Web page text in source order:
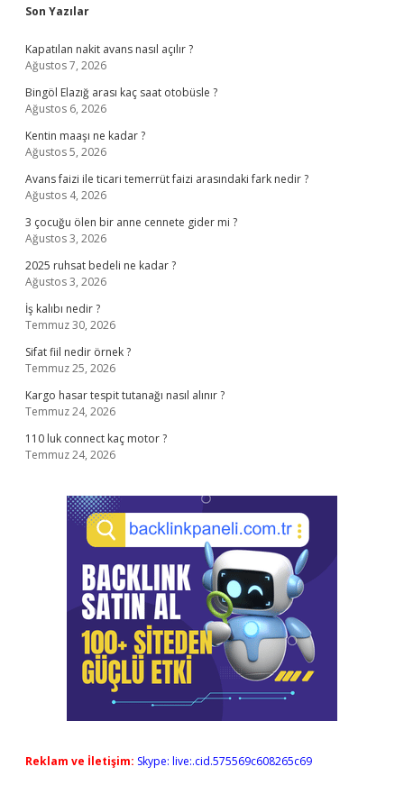
Sidebar
Son Yazılar
Kapatılan nakit avans nasıl açılır ?
Ağustos 7, 2026
Bingöl Elazığ arası kaç saat otobüsle ?
Ağustos 6, 2026
Kentin maaşı ne kadar ?
Ağustos 5, 2026
Avans faizi ile ticari temerrüt faizi arasındaki fark nedir ?
Ağustos 4, 2026
3 çocuğu ölen bir anne cennete gider mi ?
Ağustos 3, 2026
2025 ruhsat bedeli ne kadar ?
Ağustos 3, 2026
İş kalıbı nedir ?
Temmuz 30, 2026
Sifat fiil nedir örnek ?
Temmuz 25, 2026
Kargo hasar tespit tutanağı nasıl alınır ?
Temmuz 24, 2026
110 luk connect kaç motor ?
Temmuz 24, 2026
Reklam ve İletişim: Skype: live:.cid.575569c608265c69